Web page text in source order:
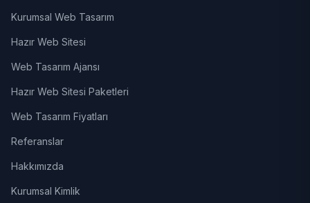
Kurumsal Web Tasarım
Hazır Web Sitesi
Web Tasarım Ajansı
Hazır Web Sitesi Paketleri
Web Tasarım Fiyatları
Referanslar
Hakkımızda
Kurumsal Kimlik